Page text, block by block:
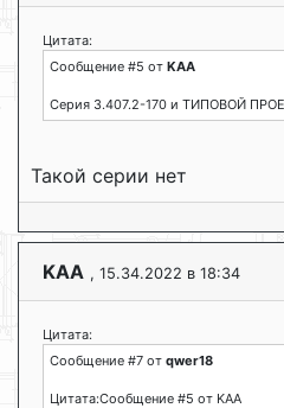
Цитата:
Сообщение #5 от KAA
Серия 3.407.2-170 и ТИПОВОЙ
Такой серии нет
KAA , 15.34.2022 в 18:34
Цитата:
Сообщение #7 от qwer18
Цитата:Сообщение #5 от KAA